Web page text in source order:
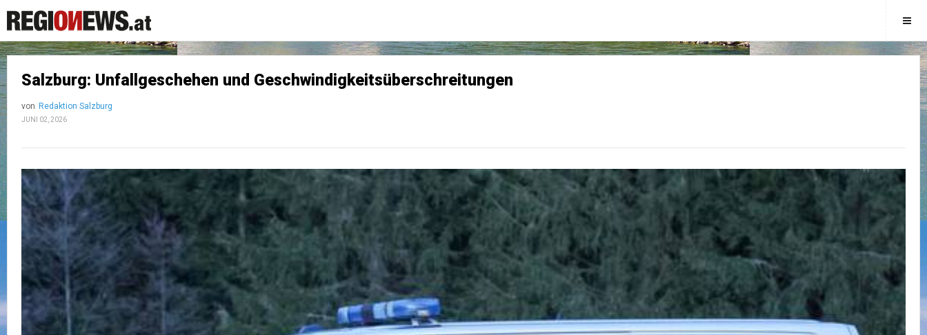
Salzburg: Unfallgeschehen und Geschwindigkeitsüberschreitungen
von Redaktion Salzburg
JUNI 02, 2026